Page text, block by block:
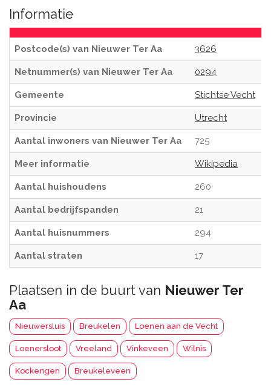
Informatie
Postcode(s) van Nieuwer Ter Aa 3626
Netnummer(s) van Nieuwer Ter Aa 0294
Gemeente Stichtse Vecht
Provincie Utrecht
Aantal inwoners van Nieuwer Ter Aa 725
Meer informatie Wikipedia
Aantal huishoudens 260
Aantal bedrijfspanden 21
Aantal huisnummers 294
Aantal straten 17
Plaatsen in de buurt van Nieuwer Ter
Aa
Nieuwersluis Breukelen Loenen aan de Vecht
Loenersloot Vreeland Vinkeveen Wilnis
Kockengen Breukeleveen